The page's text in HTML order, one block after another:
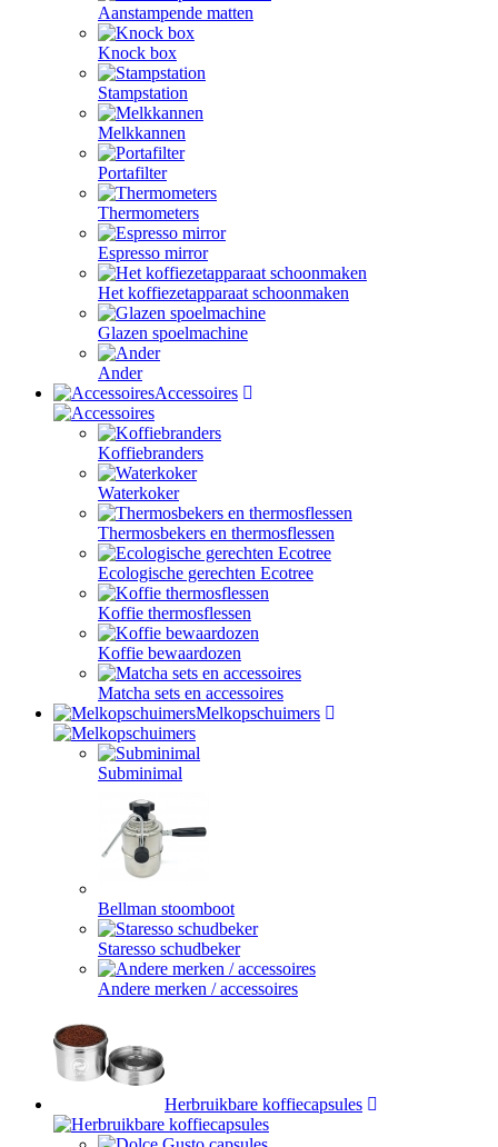
Aanstampende matten
Knock box
Stampstation
Melkkannen
Portafilter
Thermometers
Espresso mirror
Het koffiezetapparaat schoonmaken
Glazen spoelmachine
Ander
Accessoires
Koffiebranders
Waterkoker
Thermosbekers en thermosflessen
Ecologische gerechten Ecotree
Koffie thermosflessen
Koffie bewaardozen
Matcha sets en accessoires
Melkopschuimers
Subminimal
Bellman stoomboot
Staresso schudbeker
Andere merken / accessoires
Herbruikbare koffiecapsules